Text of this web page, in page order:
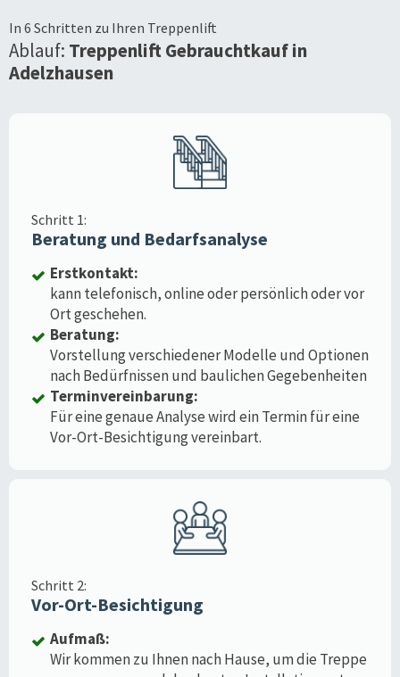
In 6 Schritten zu Ihren Treppenlift
Ablauf: Treppenlift Gebrauchtkauf in
Adelzhausen
Schritt 1:
Beratung und Bedarfsanalyse
Erstkontakt:
kann telefonisch, online oder persönlich oder vor
Ort geschehen.
Beratung:
Vorstellung verschiedener Modelle und Optionen
nach Bedürfnissen und baulichen Gegebenheiten
Terminvereinbarung:
Für eine genaue Analyse wird ein Termin für eine
Vor-Ort-Besichtigung vereinbart.
Schritt 2:
Vor-Ort-Besichtigung
Aufmaß:
Wir kommen zu Ihnen nach Hause, um die Treppe